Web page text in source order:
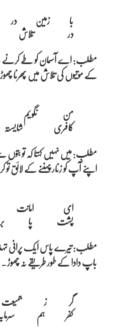
با زمین در
مطلب: اے آسمان کو طے کرنے
کے موتیوں کی تلاش میں پھرنا
من نگویم
کافری شایستہ ی زنار شو
مطلب: میں نہیں کہتا کہ تو بتوں
اپنے آپ کو زنار پہننے کے لائق
ای
پشت پا بر مسلک آبا مزن
مطلب: تیرے پاس ایک پرانی
باپ دادا کے طور طریقے نہ چھوڑ ۔
گر ز
کفر ہم سرمایہ ی جمیعت است